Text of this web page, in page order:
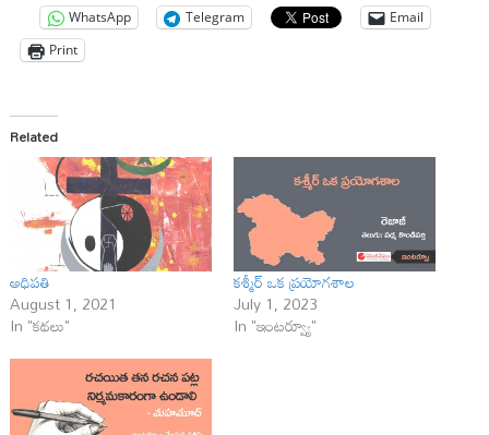
WhatsApp Telegram
Email
Print
Related
అధిపతి
August 1, 2021
In "కథలు"
కశ్మీర్ ఒక ప్రయోగశాల
July 1, 2023
In "ఇంటర్వ్యూ"